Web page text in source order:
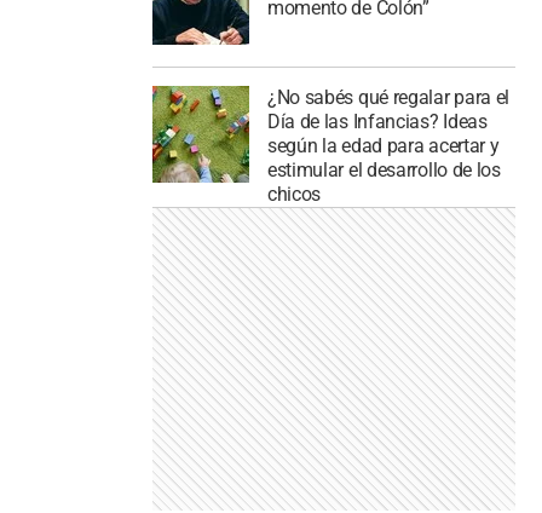
momento de Colón”
¿No sabés qué regalar para el
Día de las Infancias? Ideas
según la edad para acertar y
estimular el desarrollo de los
chicos